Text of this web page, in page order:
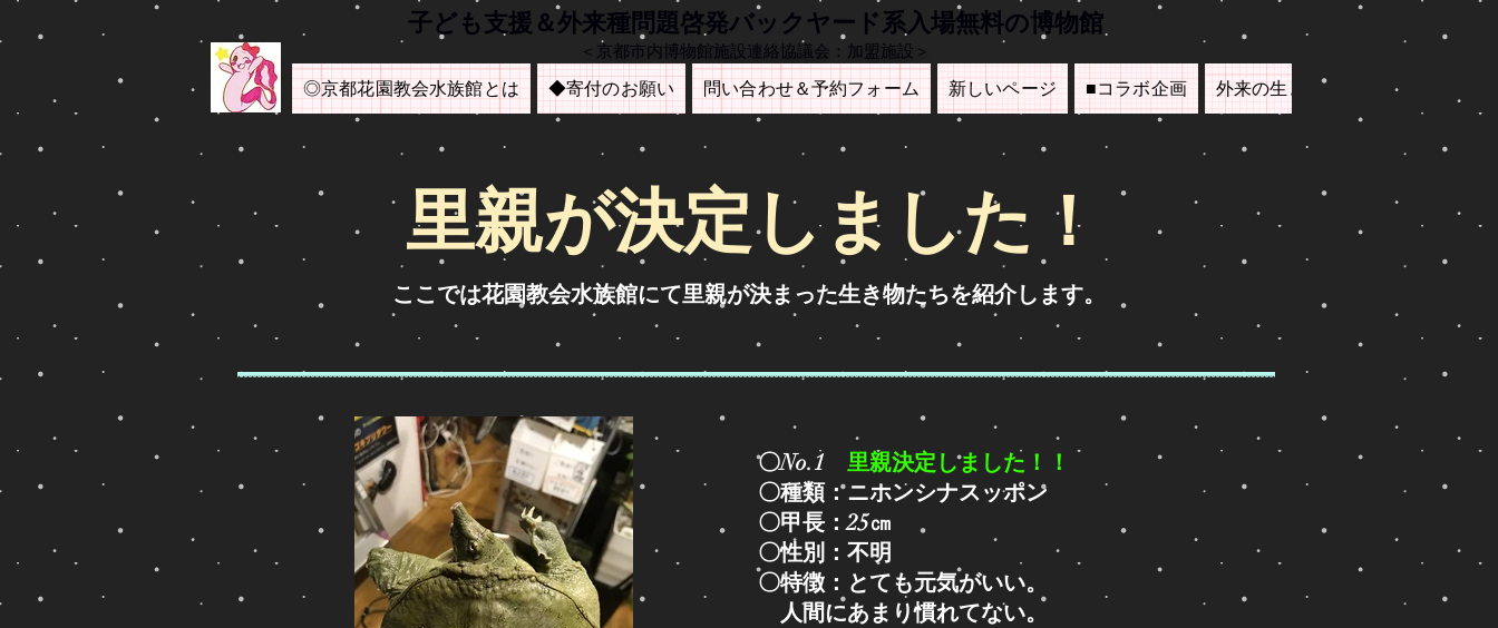
​子ども支援＆外来種問題啓発バックヤード系入場無料の博物館
＜京都市内博物館施設連絡協議会：加盟施設＞
◎京都花園教会水族館とは ◆寄付のお願い 問い合わせ＆予約フォーム 新しいページ ■コラボ企画 外来の生き物たち ▲里親募集
​里親が決定しました！
​ここでは花園教会水族館にて里親が決まった生き物たちを紹介します。
〇No.1 里親決定しました！！
〇種類：ニホンシナスッポン
〇甲長：25㎝
〇性別：不明
〇特徴： とても元気がいい。
人間にあまり慣れてない。